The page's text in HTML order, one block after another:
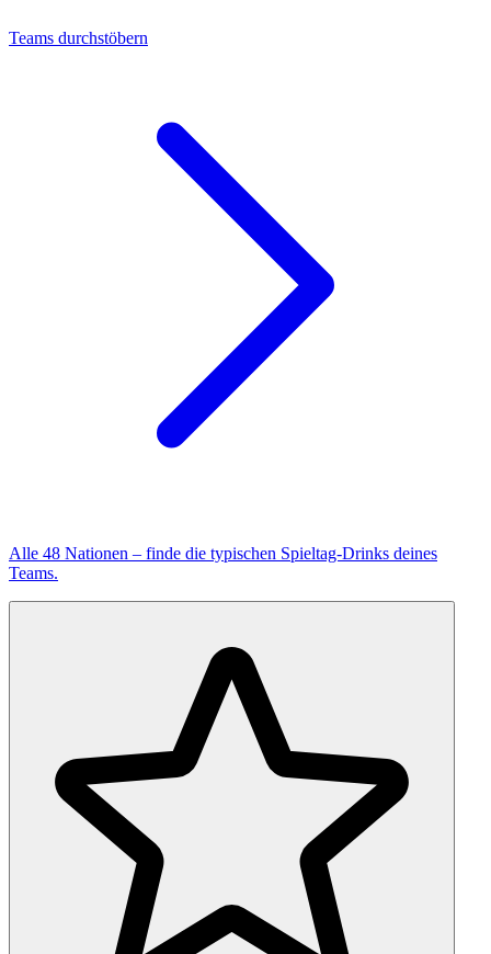
Teams durchstöbern
Alle 48 Nationen – finde die typischen Spieltag-Drinks deines
Teams.